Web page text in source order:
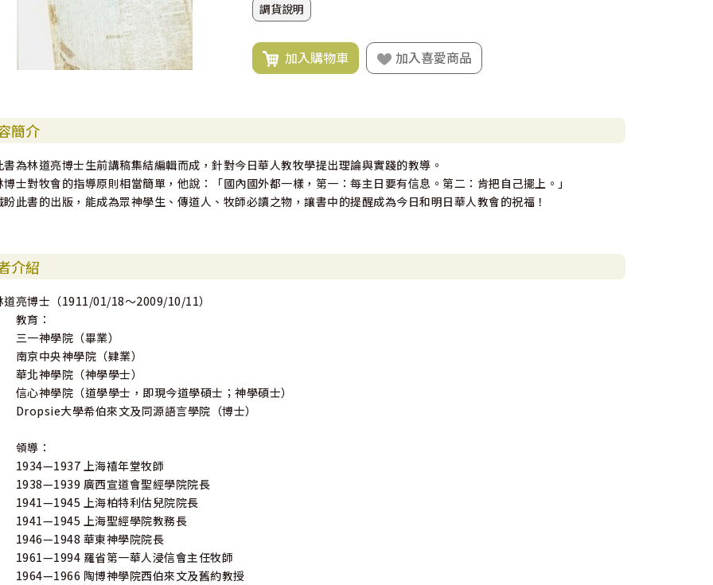
調貨說明
加入購物車 加入喜愛商品
簡介
書為林道亮博士生前講稿集結編輯而成，針對今日華人教牧學提出理論與實踐的教導。
博士對牧會的指導原則相當簡單，他說：「國內國外都一樣，第一：每主日要有信息。第二：肯把自己擺上。」
盼此書的出版，能成為眾神學生、傳道人、牧師必讀之物，讓書中的提醒成為今日和明日華人教會的祝福！
介紹
道亮博士（1911/01/18～2009/10/11）
育：
一神學院（畢業）
京中央神學院（肄業）
北神學院（神學學士）
心神學院（道學學士，即現今道學碩士；神學碩士）
大學希伯來文及同源語言學院（博士）
導：
上海禧年堂牧師
廣西宣道會聖經學院院長
上海柏特利估兒院院長
上海聖經學院教務長
華東神學院院長
羅省第一華人浸信會主任牧師
陶博神學院西伯來文及舊約教授